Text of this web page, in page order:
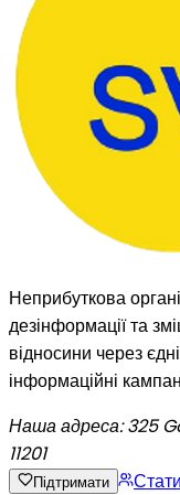
Неприбуткова
дезінформації та
відносини через
інформаційні
Наша адреса: 325
11201
Підтримати